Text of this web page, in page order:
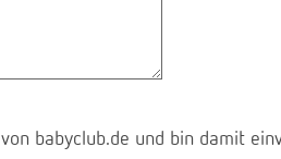
von babyclub.de und bin damit